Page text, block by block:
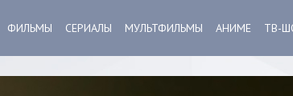
ФИЛЬМЫ СЕРИАЛЫ МУЛЬТФИЛЬМЫ АНИМЕ ТВ-